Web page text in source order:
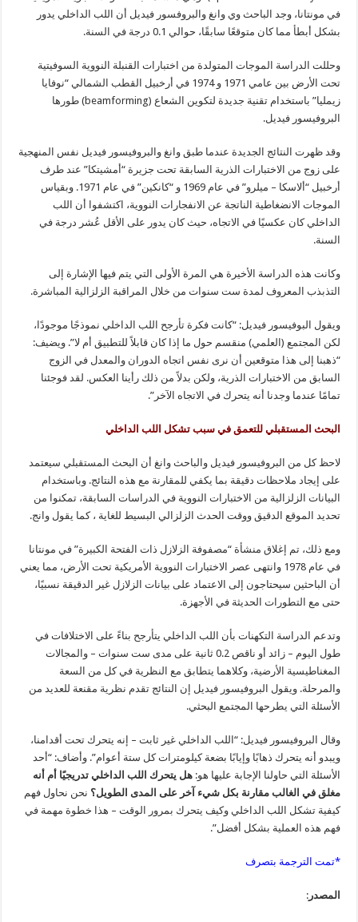
في مونتانا، وجد الباحث وي وانغ والبروفسور فيديل أن اللب الداخلي يدور
بشكل أبطأ مما كان متوقعًا سابقًا، حوالي 0.1 درجة في السنة.
وحللت الدراسة الموجات المتولدة من اختبارات القنبلة النووية السوفيتية
تحت الأرض بين عامي 1971 و 1974 في أرخبيل القطب الشمالي “نوفايا
زيمليا” باستخدام تقنية جديدة لتكوين الشعاع (beamforming) طورها
البروفيسور فيديل.
وقد ظهرت النتائج الجديدة عندما طبق وانغ والبروفيسور فيديل نفس المنهجية
على زوج من الاختبارات الذرية السابقة تحت جزيرة “أمشيتكا” عند طرف
أرخبيل “ألاسكا – ميلرو” في عام 1969 و “كانكين” في عام 1971. وبقياس
الموجات الانضغاطية الناتجة عن الانفجارات النووية، اكتشفوا أن اللب
الداخلي كان عكسيًا في الاتجاه، حيث كان يدور على الأقل عُشر درجة في
السنة.
وكانت هذه الدراسة الأخيرة هي المرة الأولى التي يتم فيها الإشارة إلى
التذبذب المعروف لمدة ست سنوات من خلال المراقبة الزلزالية المباشرة.
ويقول البوفيسور فيديل: “كانت فكرة تأرجح اللب الداخلي نموذجًا موجودًا،
لكن المجتمع (العلمي) منقسم حول ما إذا كان قابلاً للتطبيق أم لا”. ويضيف:
“ذهبنا إلى هذا متوقعين أن نرى نفس اتجاه الدوران والمعدل في الزوج
السابق من الاختبارات الذرية، ولكن بدلاً من ذلك رأينا العكس. لقد فوجئنا
تمامًا عندما وجدنا أنه يتحرك في الاتجاه الآخر”.
البحث المستقبلي للتعمق في سبب تشكل اللب الداخلي
لاحظ كل من البروفيسور فيديل والباحث وانغ أن البحث المستقبلي سيعتمد
على إيجاد ملاحظات دقيقة بما يكفي للمقارنة مع هذه النتائج. وباستخدام
البيانات الزلزالية من الاختبارات النووية في الدراسات السابقة، تمكنوا من
تحديد الموقع الدقيق ووقت الحدث الزلزالي البسيط للغاية ، كما يقول وانج.
ومع ذلك، تم إغلاق منشأة “مصفوفة الزلازل ذات الفتحة الكبيرة” في مونتانا
في عام 1978 وانتهى عصر الاختبارات النووية الأمريكية تحت الأرض، مما يعني
أن الباحثين سيحتاجون إلى الاعتماد على بيانات الزلازل غير الدقيقة نسبيًا،
حتى مع التطورات الحديثة في الأجهزة.
وتدعم الدراسة التكهنات بأن اللب الداخلي يتأرجح بناءً على الاختلافات في
طول اليوم – زائد أو ناقص 0.2 ثانية على مدى ست سنوات – والمجالات
المغناطيسية الأرضية، وكلاهما يتطابق مع النظرية في كل من السعة
والمرحلة. ويقول البروفيسور فيديل إن النتائج تقدم نظرية مقنعة للعديد من
الأسئلة التي يطرحها المجتمع البحثي.
وقال البروفيسور فيديل: “اللب الداخلي غير ثابت – إنه يتحرك تحت أقدامنا،
ويبدو أنه يتحرك ذهابًا وإيابًا بضعة كيلومترات كل ستة أعوام”. وأضاف: “أحد
الأسئلة التي حاولنا الإجابة عليها هو: هل يتحرك اللب الداخلي تدريجيًا أم أنه
مغلق في الغالب مقارنة بكل شيء آخر على المدى الطويل؟ نحن نحاول فهم
كيفية تشكل اللب الداخلي وكيف يتحرك بمرور الوقت – هذا خطوة مهمة في
فهم هذه العملية بشكل أفضل”.
*تمت الترجمة بتصرف
المصدر: